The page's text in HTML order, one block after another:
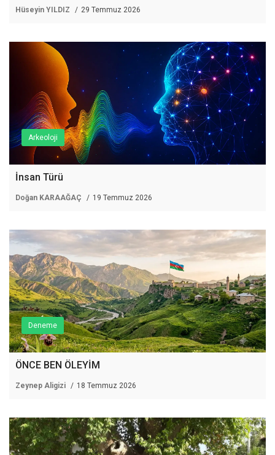
Hüseyin YILDIZ 29 Temmuz 2026
Arkeoloji
İnsan Türü
Doğan KARAAĞAÇ 19 Temmuz 2026
Deneme
ÖNCE BEN ÖLEYİM
Zeynep Aligizi 18 Temmuz 2026